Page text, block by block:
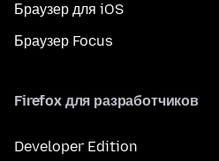
Браузер для iOS
Браузер Focus
Firefox для разработчиков
Developer Edition